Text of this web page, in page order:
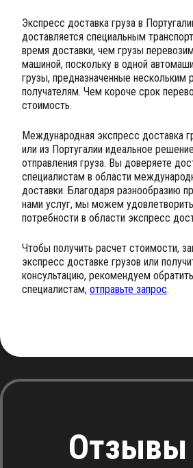
Экспресс доставка груза в
доставляется специальным
время доставки, чем грузы
машиной, поскольку в одной
грузы, предназначенные нескольким
получателям. Чем короче срок
стоимость.
Международная экспресс доставка
или из Португалии идеальное
отправления груза. Вы доверяете
специалистам в области
доставки. Благодаря разнообразию
нами услуг, мы можем
потребности в области экспресс
Чтобы получить расчет стоимости,
экспресс доставке грузов или
консультацию, рекомендуем
специалистам, отправьте запрос.
Отзывы